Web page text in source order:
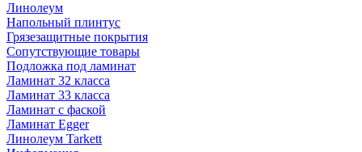
Линолеум
Напольный плинтус
Грязезащитные покрытия
Сопутствующие товары
Подложка под ламинат
Ламинат 32 класса
Ламинат 33 класса
Ламинат с фаской
Ламинат Egger
Линолеум Tarkett